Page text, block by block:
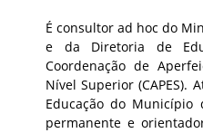
É consultor ad hoc do
e da Diretoria de
Coordenação de
Nível Superior (CAPES).
Educação do Município
permanente e